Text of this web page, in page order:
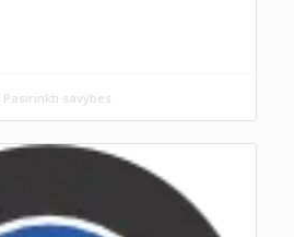
Pasirinkti savybes